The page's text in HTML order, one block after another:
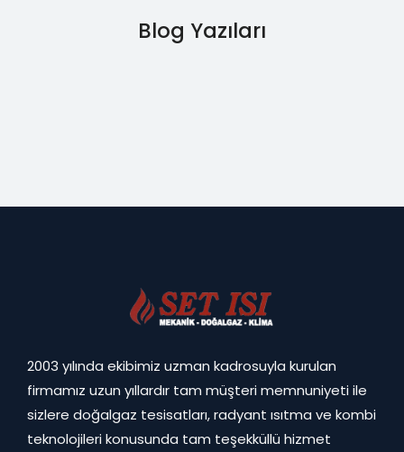
Blog Yazıları
2003 yılında ekibimiz uzman kadrosuyla kurulan
firmamız uzun yıllardır tam müşteri memnuniyeti ile
sizlere doğalgaz tesisatları, radyant ısıtma ve kombi
teknolojileri konusunda tam teşekküllü hizmet